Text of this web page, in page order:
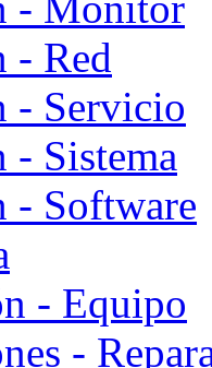
- Red
- Servicio
- Sistema
- Software
- Equipo
-